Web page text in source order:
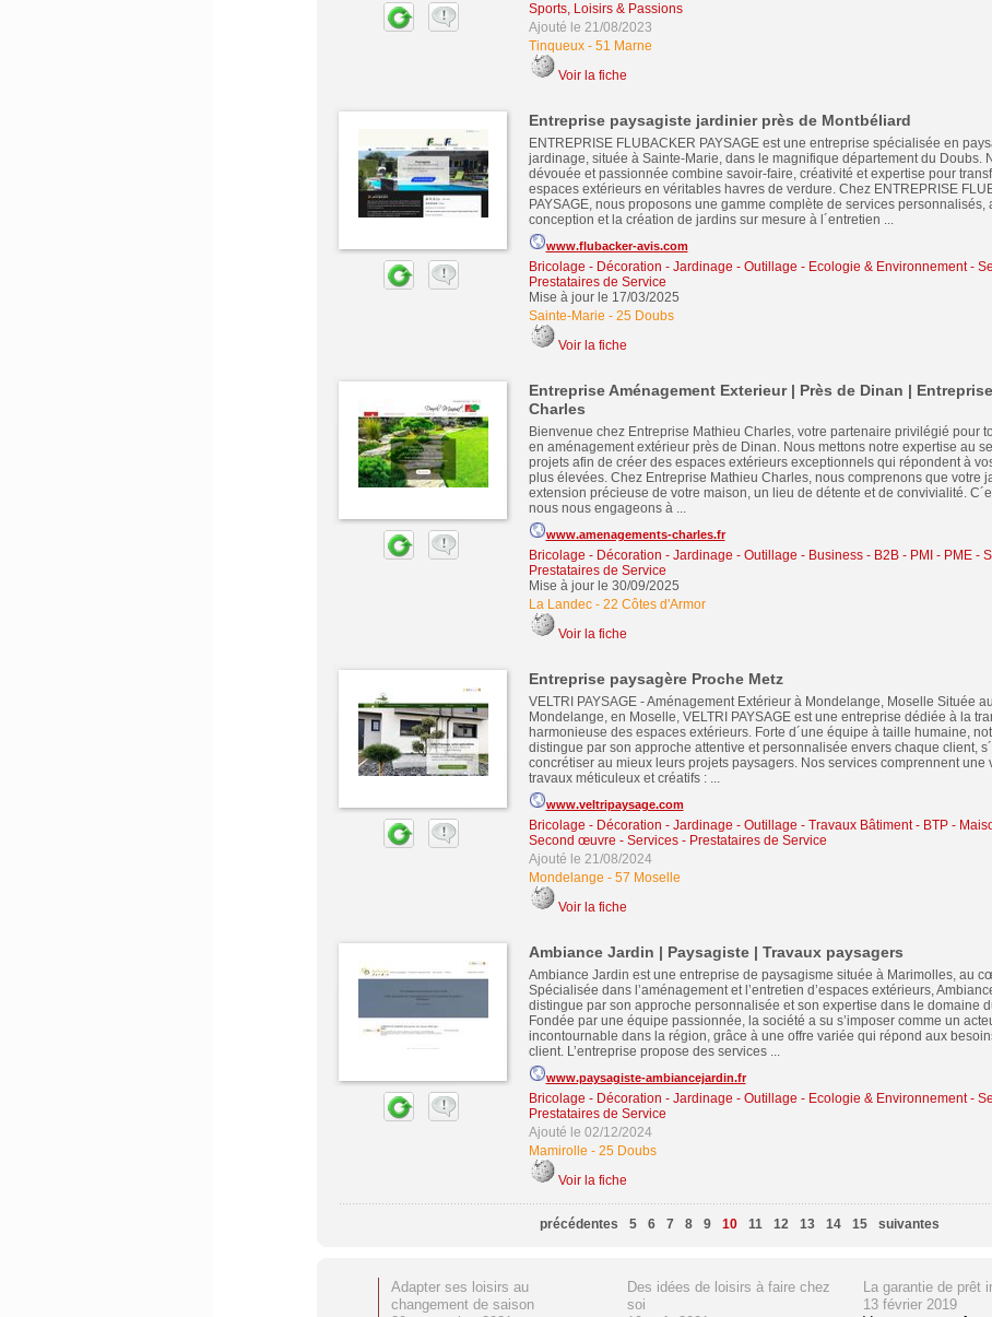
Sports, Loisirs & Passions
Ajouté le 21/08/2023
Tinqueux- 51 Marne
Voir la fiche
Entreprise paysagiste jardinier près de Montbéliard
ENTREPRISE FLUBACKER PAYSAGE est une entreprise spécialisée en
jardinage, située à Sainte-Marie, dans le magnifique département du Doubs.
dévouée et passionnée combine savoir-faire, créativité et expertise pour
espaces extérieurs en véritables havres de verdure. Chez ENTREPRISE
PAYSAGE, nous proposons une gamme complète de services personnalisés,
conception et la création de jardins sur mesure à l´entretien ...
www.flubacker-avis.com
Bricolage - Décoration - Jardinage - Outillage - Ecologie & Environnement-
Prestataires de Service
Mise à jour le 17/03/2025
Sainte-Marie - 25 Doubs
Voir la fiche
Entreprise Aménagement Exterieur | Près de Dinan |
Charles
Bienvenue chez Entreprise Mathieu Charles, votre partenaire privilégié pour
en aménagement extérieur près de Dinan. Nous mettons notre expertise au
projets afin de créer des espaces extérieurs exceptionnels qui répondent à
plus élevées. Chez Entreprise Mathieu Charles, nous comprenons que votre
extension précieuse de votre maison, un lieu de détente et de convivialité.
nous nous engageons à ...
www.amenagements-charles.fr
Bricolage - Décoration - Jardinage - Outillage - Business - B2B - PMI - PME-
Prestataires de Service
Mise à jour le 30/09/2025
La Landec- 22 Côtes d'Armor
Voir la fiche
Entreprise paysagère Proche Metz
VELTRI PAYSAGE - Aménagement Extérieur à Mondelange, Moselle Située
Mondelange, en Moselle, VELTRI PAYSAGE est une entreprise dédiée à la
harmonieuse des espaces extérieurs. Forte d´une équipe à taille humaine,
distingue par son approche attentive et personnalisée envers chaque client,
concrétiser au mieux leurs projets paysagers. Nos services comprennent une
travaux méticuleux et créatifs : ...
www.veltripaysage.com
Bricolage - Décoration - Jardinage - Outillage - Travaux Bâtiment - BTP -
Second œuvre - Services - Prestataires de Service
Ajouté le 21/08/2024
Mondelange - 57 Moselle
Voir la fiche
Ambiance Jardin | Paysagiste | Travaux paysagers
Ambiance Jardin est une entreprise de paysagisme située à Marimolles, au
Spécialisée dans l’aménagement et l’entretien d’espaces extérieurs,
distingue par son approche personnalisée et son expertise dans le domaine
Fondée par une équipe passionnée, la société a su s’imposer comme un
incontournable dans la région, grâce à une offre variée qui répond aux
client. L’entreprise propose des services ...
www.paysagiste-ambiancejardin.fr
Bricolage - Décoration - Jardinage - Outillage - Ecologie & Environnement-
Prestataires de Service
Ajouté le 02/12/2024
Mamirolle - 25 Doubs
Voir la fiche
précédentes 5 6 7 8 9 10 11 12 13 14 15 suivantes
Adapter ses loisirs au
changement de saison
Des idées de loisirs à faire chez
soi
La garantie de prêt
13 février 2019